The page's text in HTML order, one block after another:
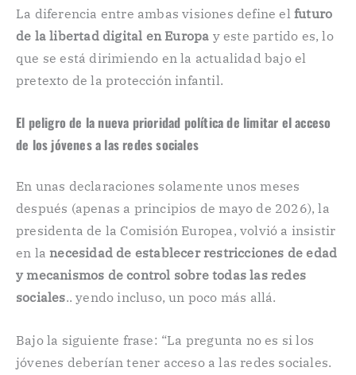
La diferencia entre ambas visiones define el futuro
de la libertad digital en Europa y este partido es, lo
que se está dirimiendo en la actualidad bajo el
pretexto de la protección infantil.
El peligro de la nueva prioridad política de limitar el acceso
de los jóvenes a las redes sociales
En unas declaraciones solamente unos meses
después (apenas a principios de mayo de 2026), la
presidenta de la Comisión Europea, volvió a insistir
en lanecesidad de establecer restricciones de edad
y mecanismos de control sobre todas las redes
sociales.. yendo incluso, un poco más allá.
Bajo la siguiente frase: “La pregunta no es si los
jóvenes deberían tener acceso a las redes sociales.